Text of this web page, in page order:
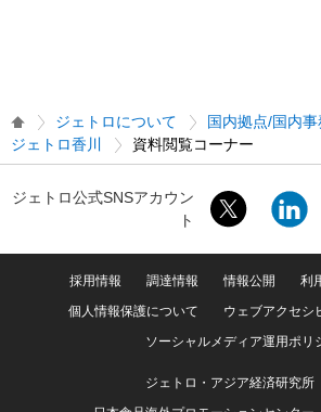
ジェトロについて
国内拠点/国内
ジェトロ香川
資料閲覧コーナー
ジェトロ公式SNSアカウン
ト
採用情報 調達情報 情報公開
利
個人情報保護について
ウェブアクセシ
ソーシャルメディア運用ポリ
ジェトロ・アジア経済研究所